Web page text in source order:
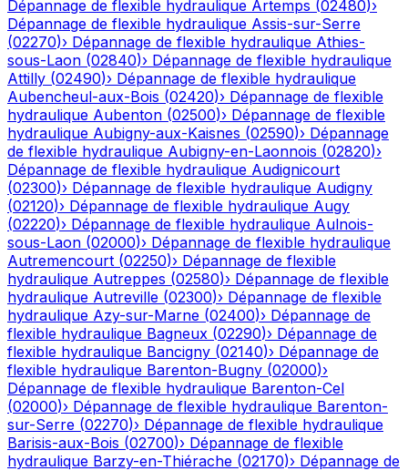
Dépannage de flexible hydraulique Artemps (02480)›
Dépannage de flexible hydraulique Assis-sur-Serre
(02270)› Dépannage de flexible hydraulique Athies-
sous-Laon (02840)› Dépannage de flexible hydraulique
Attilly (02490)› Dépannage de flexible hydraulique
Aubencheul-aux-Bois (02420)› Dépannage de flexible
hydraulique Aubenton (02500)› Dépannage de flexible
hydraulique Aubigny-aux-Kaisnes (02590)› Dépannage
de flexible hydraulique Aubigny-en-Laonnois (02820)›
Dépannage de flexible hydraulique Audignicourt
(02300)› Dépannage de flexible hydraulique Audigny
(02120)› Dépannage de flexible hydraulique Augy
(02220)› Dépannage de flexible hydraulique Aulnois-
sous-Laon (02000)› Dépannage de flexible hydraulique
Autremencourt (02250)› Dépannage de flexible
hydraulique Autreppes (02580)› Dépannage de flexible
hydraulique Autreville (02300)› Dépannage de flexible
hydraulique Azy-sur-Marne (02400)› Dépannage de
flexible hydraulique Bagneux (02290)› Dépannage de
flexible hydraulique Bancigny (02140)› Dépannage de
flexible hydraulique Barenton-Bugny (02000)›
Dépannage de flexible hydraulique Barenton-Cel
(02000)› Dépannage de flexible hydraulique Barenton-
sur-Serre (02270)› Dépannage de flexible hydraulique
Barisis-aux-Bois (02700)› Dépannage de flexible
hydraulique Barzy-en-Thiérache (02170)› Dépannage de